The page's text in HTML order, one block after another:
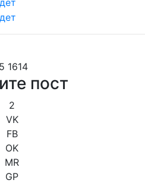
5 1614
пост
2
VK
FB
OK
MR
GP